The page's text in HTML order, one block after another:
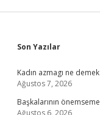
Sidebar
Son Yazılar
Kadın azmagı ne demek
Ağustos 7, 2026
Başkalarının
Ağustos 6, 2026